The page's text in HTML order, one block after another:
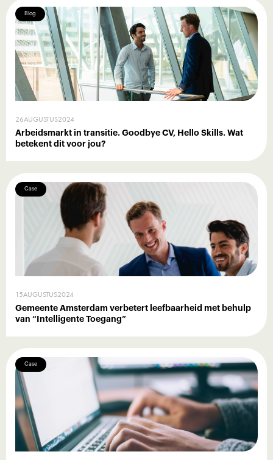
Blog
26AUGUSTUS2024
Arbeidsmarkt in transitie. Goodbye CV, Hello Skills. Wat
betekent dit voor jou?
Case
15AUGUSTUS2024
Gemeente Amsterdam verbetert leefbaarheid met behulp
van “Intelligente Toegang”
Case